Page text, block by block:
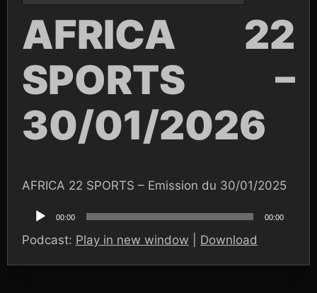
AFRICA 22
SPORTS –
30/01/2026
AFRICA 22 SPORTS – Emission du 30/01/2025
audio
00:00 00:00
Podcast: Play in new window Download